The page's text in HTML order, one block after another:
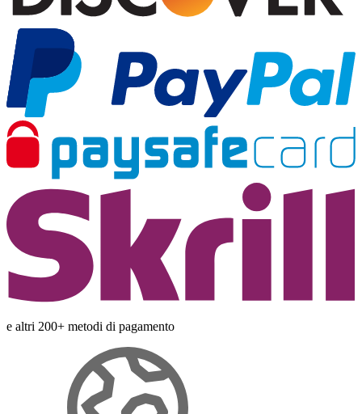
e altri 200+ metodi di pagamento